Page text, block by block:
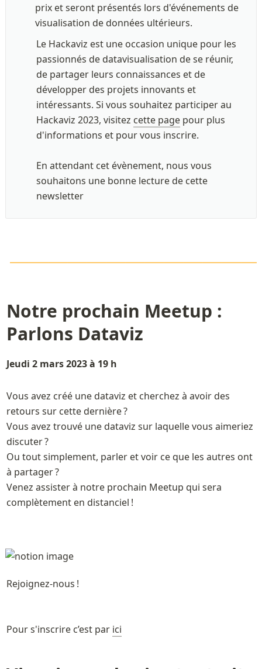
prix et seront présentés lors d'événements de
visualisation de données ultérieurs.
Le Hackaviz est une occasion unique pour les
passionnés de datavisualisation de se réunir,
de partager leurs connaissances et de
développer des projets innovants et
intéressants. Si vous souhaitez participer au
Hackaviz 2023, visitez cette page pour plus
d'informations et pour vous inscrire.
En attendant cet évènement, nous vous
souhaitons une bonne lecture de cette
newsletter
Parlons Dataviz
Jeudi 2 mars 2023 à 19 h
Vous avez créé une dataviz et cherchez à avoir des
retours sur cette dernière ?
Vous avez trouvé une dataviz sur laquelle vous aimeriez
discuter ?
Ou tout simplement, parler et voir ce que les autres ont
à partager ?
Venez assister à notre prochain Meetup qui sera
complètement en distanciel !
Rejoignez-nous !
Pour s'inscrire c’est par ici